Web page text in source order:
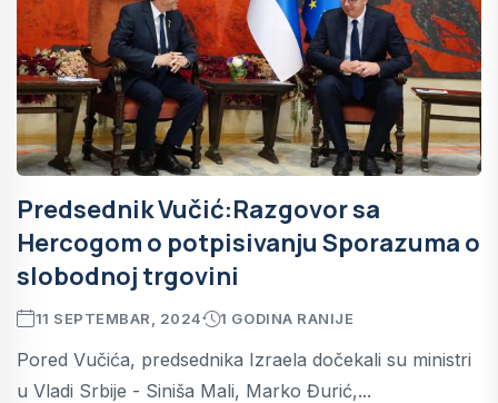
Predsednik Vučić:Razgovor sa
Hercogom o potpisivanju Sporazuma o
slobodnoj trgovini
11 SEPTEMBAR, 2024 1 GODINA RANIJE
Pored Vučića, predsednika Izraela dočekali su ministri
u Vladi Srbije - Siniša Mali, Marko Đurić,...